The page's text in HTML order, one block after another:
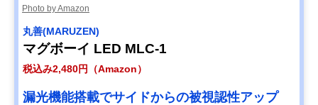
Photo by Amazon
丸善(MARUZEN)
マグボーイ LED MLC-1
税込み2,480円（Amazon）
漏光機能搭載でサイドからの被視認性アップ